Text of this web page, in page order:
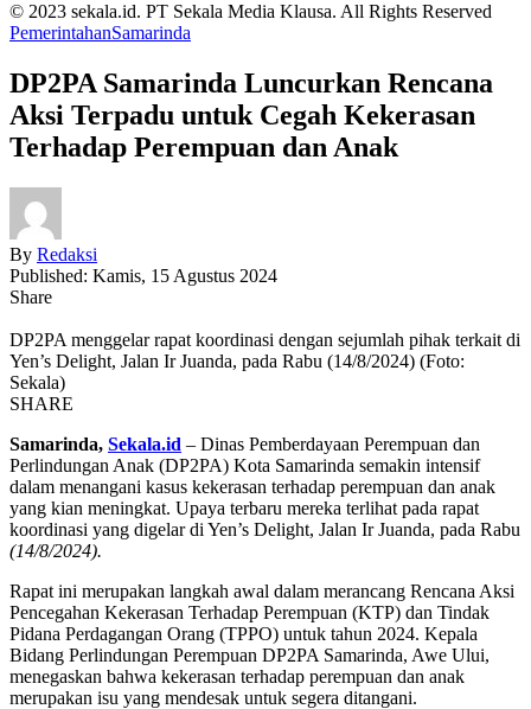
© 2023 sekala.id. PT Sekala Media Klausa. All Rights Reserved
PemerintahanSamarinda
DP2PA Samarinda Luncurkan Rencana
Aksi Terpadu untuk Cegah Kekerasan
Terhadap Perempuan dan Anak
By Redaksi
Published: Kamis, 15 Agustus 2024
Share
DP2PA menggelar rapat koordinasi dengan sejumlah pihak terkait di
Yen’s Delight, Jalan Ir Juanda, pada Rabu (14/8/2024) (Foto:
Sekala)
SHARE
Samarinda, Sekala.id – Dinas Pemberdayaan Perempuan dan
Perlindungan Anak (DP2PA) Kota Samarinda semakin intensif
dalam menangani kasus kekerasan terhadap perempuan dan anak
yang kian meningkat. Upaya terbaru mereka terlihat pada rapat
koordinasi yang digelar di Yen’s Delight, Jalan Ir Juanda, pada Rabu
(14/8/2024).
Rapat ini merupakan langkah awal dalam merancang Rencana Aksi
Pencegahan Kekerasan Terhadap Perempuan (KTP) dan Tindak
Pidana Perdagangan Orang (TPPO) untuk tahun 2024. Kepala
Bidang Perlindungan Perempuan DP2PA Samarinda, Awe Ului,
menegaskan bahwa kekerasan terhadap perempuan dan anak
merupakan isu yang mendesak untuk segera ditangani.